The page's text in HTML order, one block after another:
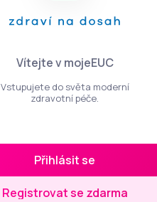
Vítejte v mojeEUC
Vstupujete do světa moderní
zdravotní péče.
Přihlásit se
Registrovat se zdarma